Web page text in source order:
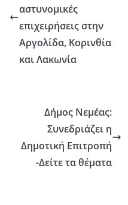
αστυνομικές
επιχειρήσεις στην
Αργολίδα, Κορινθία
και Λακωνία
Δήμος Νεμέας:
Συνεδριάζει η
Δημοτική Επιτροπή
-Δείτε τα θέματα